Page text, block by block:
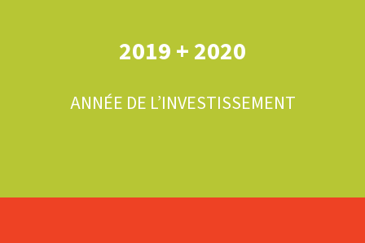
2019 + 2020
ANNÉE DE L’INVESTISSEMENT